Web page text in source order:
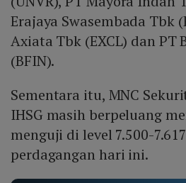
Erajaya Swasembada Tbk
Axiata Tbk (EXCL) dan PT
(BFIN).
Sementara itu, MNC
IHSG masih berpeluang
menguji di level 7.500-
perdagangan hari ini.